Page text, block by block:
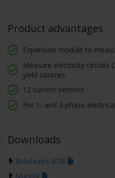
Product advantages
Expansion module to
Measure electricity circuits
yield sources
12 current sensors
For 1- and 3-phase
Downloads
Brochures B2B
Manual